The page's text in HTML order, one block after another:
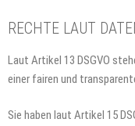
RECHTE LAUT
Laut Artikel 13 DSGVO
einer fairen und
Sie haben laut Artikel 15